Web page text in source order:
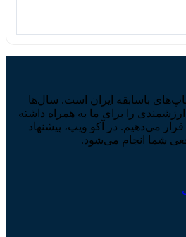
باسابقه ایران است. سال‌ها
را برای ما به همراه داشته
می‌دهیم. در آکو ویپ، پیشنهاد
شما انجام می‌شود.